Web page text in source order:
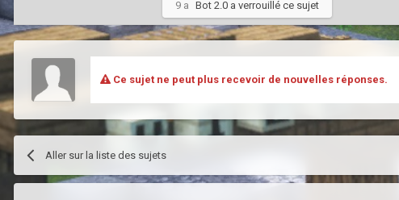
9 a Bot 2.0 a verrouillé ce sujet
Ce sujet ne peut plus recevoir de nouvelles réponses.
Aller sur la liste des sujets